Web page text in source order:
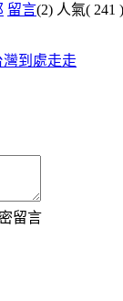
留言(2) 人氣( 241 )
灣到處走走
留言